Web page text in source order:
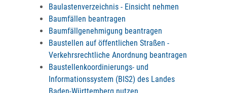
Baulastenverzeichnis - Einsicht nehmen
Baumfällen beantragen
Baumfällgenehmigung beantragen
Baustellen auf öffentlichen Straßen -
Verkehrsrechtliche Anordnung beantragen
Baustellenkoordinierungs- und
Informationssystem (BIS2) des Landes